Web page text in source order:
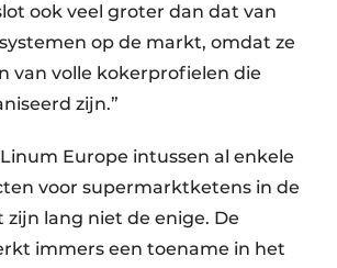
ook veel groter dan dat van
op de markt, omdat ze
van volle kokerprofielen die
zijn.”
Europe intussen al enkele
voor supermarktketens in de
zijn lang niet de enige. De
immers een toename in het